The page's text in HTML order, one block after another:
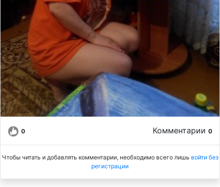
0 Комментарии 0
Чтобы читать и добавлять комментарии, необходимо всего лишь войти без
регистрации